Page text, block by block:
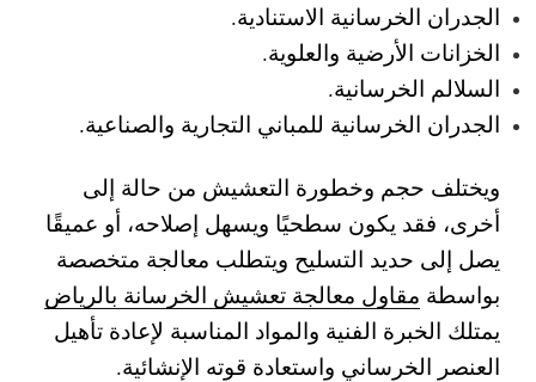
الجدران الخرسانية الاستنادية.
الخزانات الأرضية والعلوية.
السلالم الخرسانية.
الجدران الخرسانية للمباني التجارية والصناعية.
ويختلف حجم وخطورة التعشيش من حالة إلى
أخرى، فقد يكون سطحيًا ويسهل إصلاحه، أو عميقًا
يصل إلى حديد التسليح ويتطلب معالجة متخصصة
بواسطة مقاول معالجة تعشيش الخرسانة بالرياض
يمتلك الخبرة الفنية والمواد المناسبة لإعادة تأهيل
العنصر الخرساني واستعادة قوته الإنشائية.